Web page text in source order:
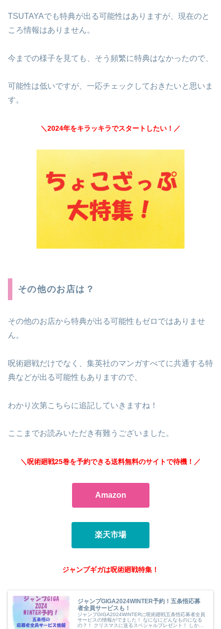
TSUTAYAでも特典が出る可能性はありますが、現在のと
ころ情報はありません。
今までの様子を見ても、そう頻繁に特典はなかったので、
可能性は低いですが、一応チェックしておきたいと思いま
す。
＼2024年をキラッキラでスタートしたい！／
その他のお店は？
その他のお店から特典が出る可能性もゼロではありませ
ん。
呪術廻戦だけでなく、集英社のマンガすべてに共通する特
典などが出る可能性もありますので、
わかり次第こちらに追記していきますね！
ここまでお読みいただき有難うございました。
＼呪術廻戦25巻を予約できる送料無料のサイトで待機！／
Amazon
楽天市場
ジャンプギガは呪術廻戦特集！
ジャンプGIGA2024WINTER予約！五条悟応募
者全員サービスも！
ジャンプGIGA2024WINTERに呪術廻戦五条悟応募者全員
サービスの情報がでました！ なになにどんなものになる
の？！ クリスマスに送るスペシャルプレゼント！ しかも